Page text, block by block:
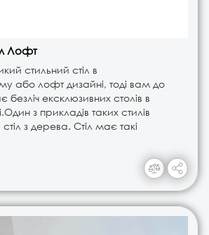
Лофт
стильний стіл в
або лофт дизайні, тоді вам до
ексклюзивних столів в
з прикладів таких стилів
з дерева. Стіл має такі
виготовлена з ясена, сорт